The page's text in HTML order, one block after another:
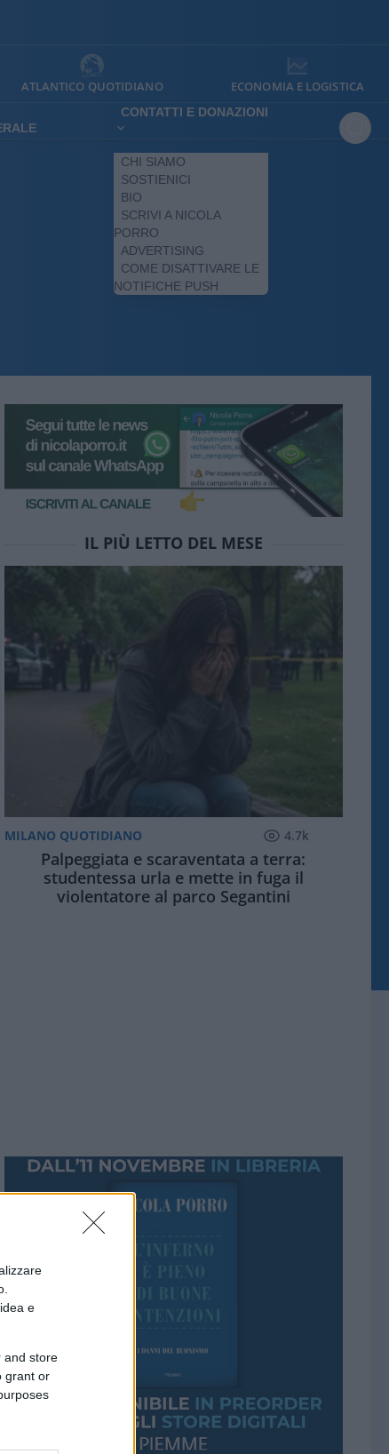
e
and store
grant or
ATLANTICO QUOTIDIANO ECONOMIA E LOGISTICA
CONTATTI E DONAZIONI
CHI SIAMO
SOSTIENICI
BIO
SCRIVI A NICOLA
PORRO
ADVERTISING
COME DISATTIVARE LE
NOTIFICHE PUSH
IL PIÙ LETTO DEL MESE
MILANO QUOTIDIANO 4.7k
Palpeggiata e scaraventata a terra:
studentessa urla e mette in fuga il
violentatore al parco Segantini